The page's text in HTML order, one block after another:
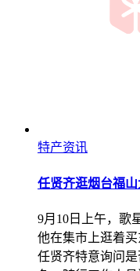
特产资讯
任贤齐逛烟台福
9月10日上午，歌
他在集市上逛着买
任贤齐特意询问